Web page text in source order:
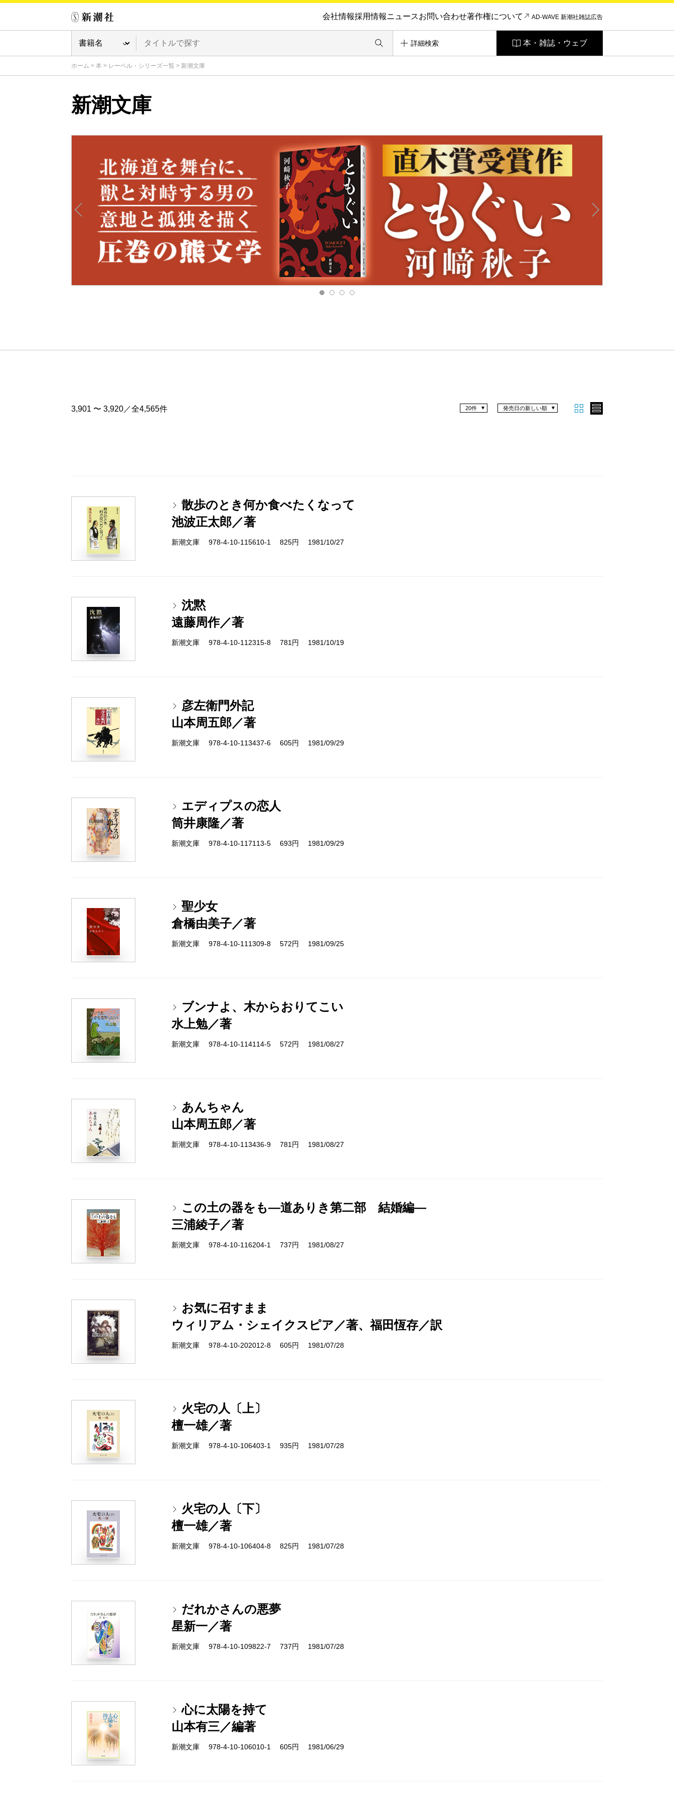
会社情報採用情報ニュースお問い合わせ著作権について AD-WAVE 新潮社雑誌広告
詳細検索 本・雑誌・ウェブ
ホーム > 本 > レーベル・シリーズ一覧 > 新潮文庫
新潮文庫
3,901 〜 3,920／全4,565件 発売日の新しい順
20件
散歩のとき何か食べたくなって
池波正太郎／著
新潮文庫 978-4-10-115610-1 825円 1981/10/27
沈黙
遠藤周作／著
新潮文庫 978-4-10-112315-8 781円 1981/10/19
彦左衛門外記
山本周五郎／著
新潮文庫 978-4-10-113437-6 605円 1981/09/29
エディプスの恋人
筒井康隆／著
新潮文庫 978-4-10-117113-5 693円 1981/09/29
聖少女
倉橋由美子／著
新潮文庫 978-4-10-111309-8 572円 1981/09/25
ブンナよ、木からおりてこい
水上勉／著
新潮文庫 978-4-10-114114-5 572円 1981/08/27
あんちゃん
山本周五郎／著
新潮文庫 978-4-10-113436-9 781円 1981/08/27
この土の器をも―道ありき第二部 結婚編―
三浦綾子／著
新潮文庫 978-4-10-116204-1 737円 1981/08/27
お気に召すまま
ウィリアム・シェイクスピア／著、福田恆存／訳
新潮文庫 978-4-10-202012-8 605円 1981/07/28
火宅の人〔上〕
檀一雄／著
新潮文庫 978-4-10-106403-1 935円 1981/07/28
火宅の人〔下〕
檀一雄／著
新潮文庫 978-4-10-106404-8 825円 1981/07/28
だれかさんの悪夢
星新一／著
新潮文庫 978-4-10-109822-7 737円 1981/07/28
心に太陽を持て
山本有三／編著
新潮文庫 978-4-10-106010-1 605円 1981/06/29